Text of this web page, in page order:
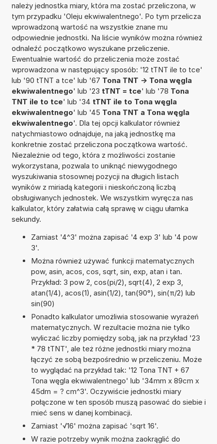
należy jednostka miary, która ma zostać przeliczona, w
tym przypadku 'Oleju ekwiwalentnego'. Po tym przelicza
wprowadzoną wartość na wszystkie znane mu
odpowiednie jednostki. Na liście wyników można również
odnaleźć początkowo wyszukane przeliczenie.
Ewentualnie wartość do przeliczenia może zostać
wprowadzona w następujący sposób: '12 tTNT ile to tce'
lub '90 tTNT a tce' lub '67 Tona TNT -> Tona węgla
ekwiwalentnego' lub '23 tTNT = tce' lub '78 Tona
TNT ile to tce' lub '34 tTNT ile to Tona węgla
ekwiwalentnego' lub '45 Tona TNT a Tona węgla
ekwiwalentnego'. Dla tej opcji kalkulator również
natychmiastowo odnajduje, na jaką jednostkę ma
konkretnie zostać przeliczona początkowa wartość.
Niezależnie od tego, która z możliwości zostanie
wykorzystana, pozwala to uniknąć niewygodnego
wyszukiwania stosownej pozycji na długich listach
wyników z miriadą kategorii i nieskończoną liczbą
obsługiwanych jednostek. We wszystkim wyręcza nas
kalkulator, który załatwia całą sprawę w ciągu ułamka
sekundy.
Zamiast '4^3' można zapisać '4 exp 3' lub '4 pow
3'.
Można również używać funkcji matematycznych
pow, asin, acos, cos, sqrt, sin, exp, atan i tan.
Przykład: 3 pow 2, cos(pi/2), sqrt(4), 2 exp 3,
atan(1/4), acos(1), asin(1/2), tan(90°), sin(π/2) lub
sin(90)
Ponadto kalkulator umożliwia stosowanie wyrażeń
matematycznych. W rezultacie można nie tylko
wyliczać liczby pomiędzy sobą, jak na przykład '23
* 78 tTNT', ale też różne jednostki miary można
łączyć ze sobą bezpośrednio w przeliczeniu. Może
to wyglądać na przykład tak: '12 Tona TNT + 67
Tona węgla ekwiwalentnego' lub '34mm x 89cm x
45dm = ? cm^3'. Oczywiście jednostki miary
połączone w ten sposób muszą pasować do siebie i
mieć sens w danej kombinacji.
Zamiast '√16' można zapisać 'sqrt 16'.
W razie potrzeby wynik można zaokrąglić do